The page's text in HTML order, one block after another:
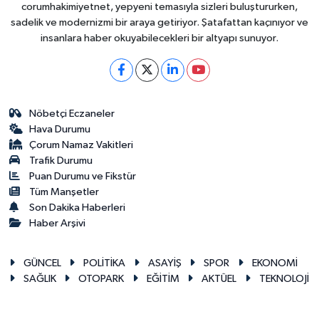
corumhakimiyetnet, yepyeni temasıyla sizleri buluştururken,
sadelik ve modernizmi bir araya getiriyor. Şatafattan kaçınıyor ve
insanlara haber okuyabilecekleri bir altyapı sunuyor.
Nöbetçi Eczaneler
Hava Durumu
Çorum Namaz Vakitleri
Trafik Durumu
Puan Durumu ve Fikstür
Tüm Manşetler
Son Dakika Haberleri
Haber Arşivi
GÜNCEL POLİTİKA ASAYİŞ SPOR
EKONOMİ
SAĞLIK
OTOPARK EĞİTİM AKTÜEL TEKNOLOJİ